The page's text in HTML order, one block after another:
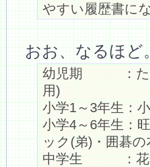
やすい履歴書に
おお、なるほど
幼児期 ：たの
用)
小学1～3年生：
小学4～6年生：
ック(弟)・囲碁
中学生 ：花と